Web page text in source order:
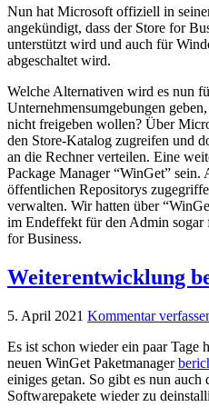
Nun hat Microsoft offiziell in
angekündigt, dass der Store for
unterstützt wird und auch für
abgeschaltet wird.
Welche Alternativen wird es nun
Unternehmensumgebungen
nicht freigeben wollen? Über
den Store-Katalog zugreifen und
an die Rechner verteilen. Eine
Package Manager “WinGet”
öffentlichen Repositorys
verwalten. Wir hatten über
im Endeffekt für den Admin
for Business.
Weiterentwicklung
5. April 2021 Kommentar
Es ist schon wieder ein paar Tage
neuen WinGet Paketmanager
einiges getan. So gibt es nun
Softwarepakete wieder zu